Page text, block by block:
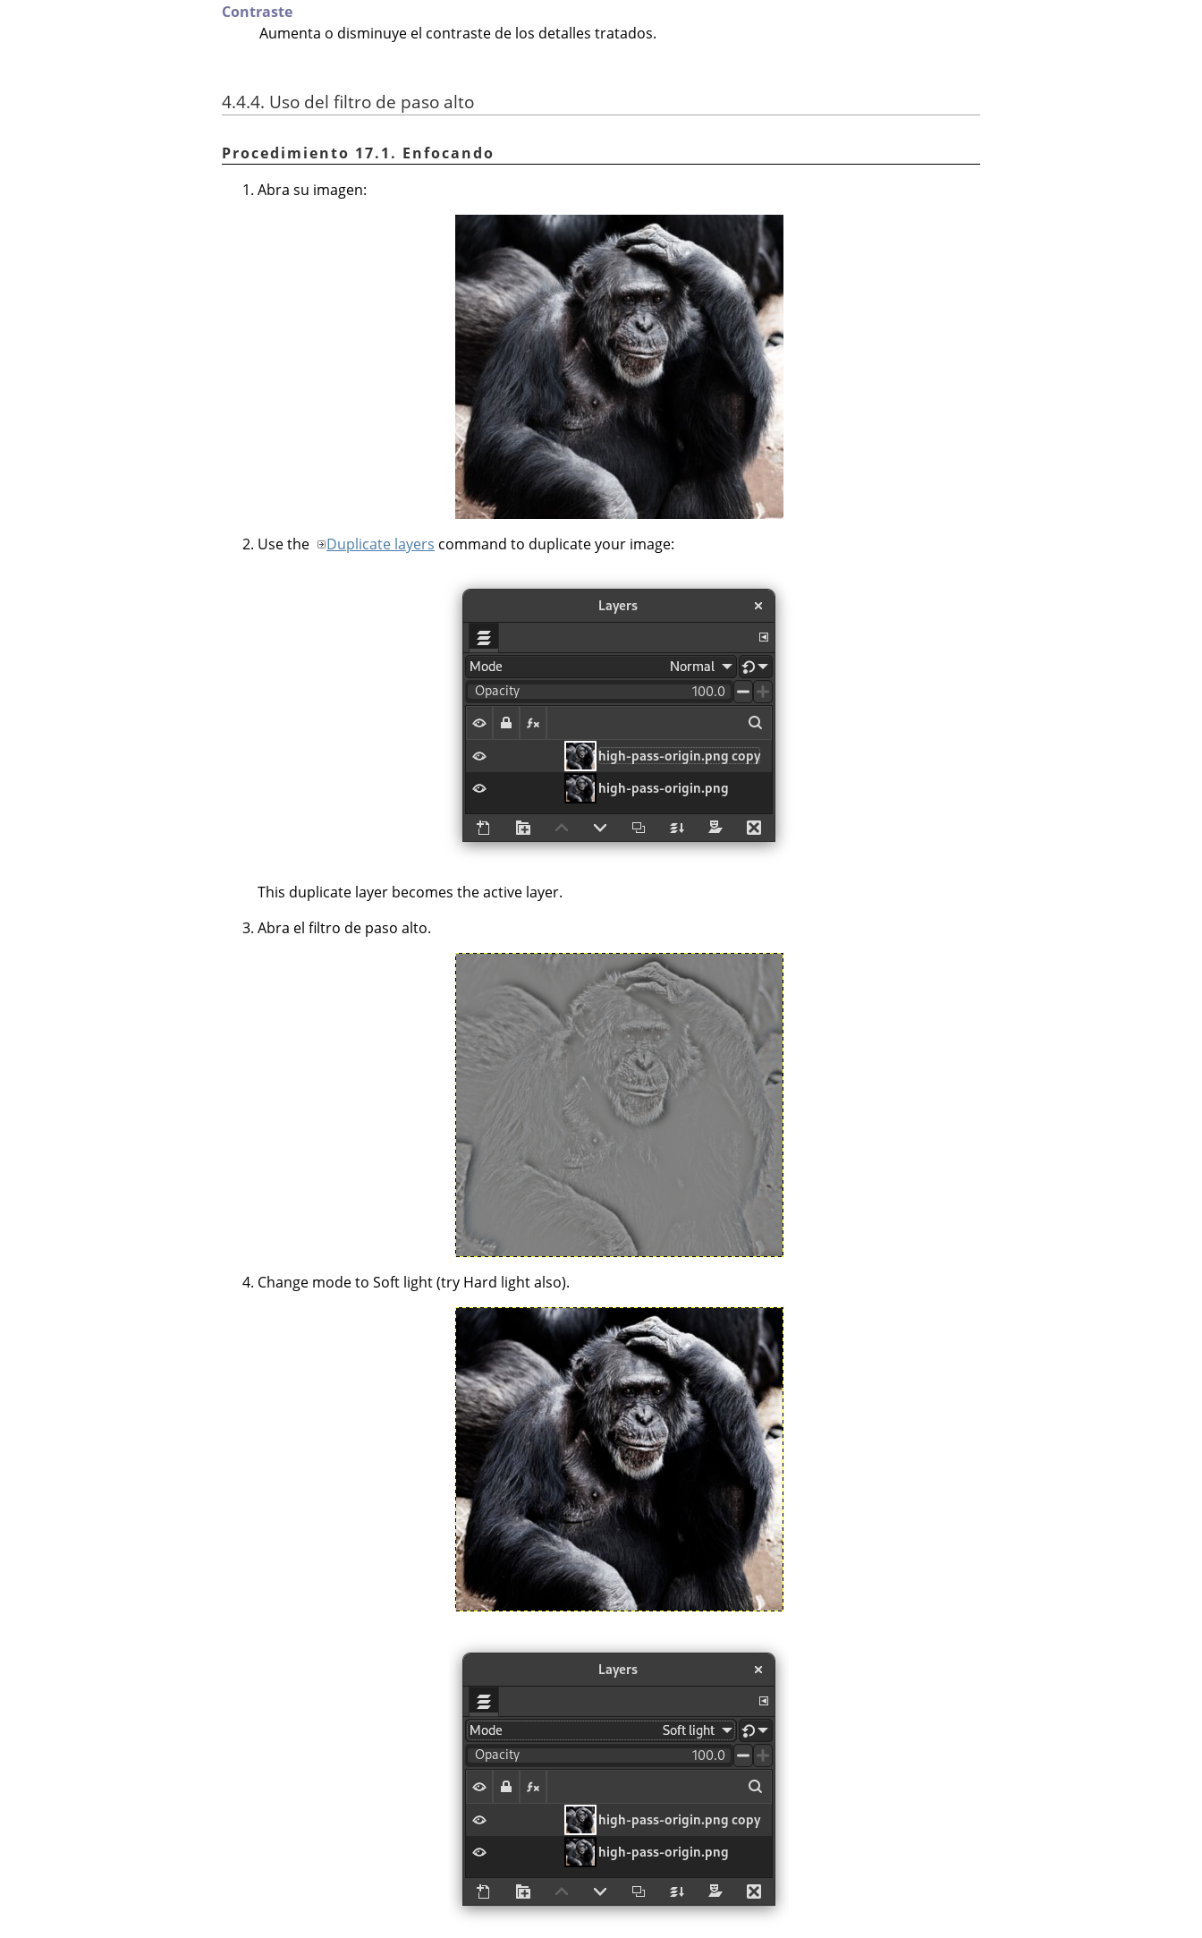
Contraste
Aumenta o disminuye el contraste de los detalles tratados.
4.4.4. Uso del filtro de paso alto
Procedimiento 17.1. Enfocando
Abra su imagen:
Use the Duplicate layers command to duplicate your image:
This duplicate layer becomes the active layer.
Abra el filtro de paso alto.
Change mode to Soft light (try Hard light also).